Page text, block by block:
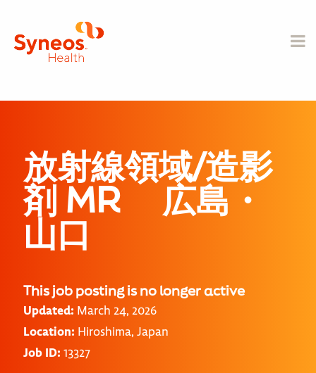
放射線領域/造影
剤 MR 広島・
山口
This job posting is no longer active
Updated: March 24, 2026
Location: Hiroshima, Japan
Job ID: 13327